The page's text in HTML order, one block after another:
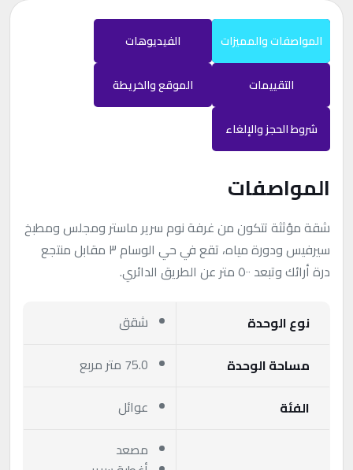
المواصفات والمميزات الفيديوهات
التقييمات الموقع والخريطة
شروط الحجز والإلغاء
المواصفات
شقة مؤثثة تتكون من غرفة نوم سرير ماستر ومجلس ومطبخ
سيرفيس ودورة مياه، تقع في حي الوسام ٣ مقابل منتجع
درة أرائك وتبعد ٥٠٠ متر عن الطريق الدائري.
نوع الوحدة
شقق
مساحة الوحدة
75.0 متر مربع
الفئة
عوائل
مصعد